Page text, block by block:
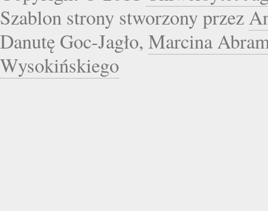
Szablon strony stworzony przez
Danutę Goc-Jagło, Marcina
Wysokińskiego